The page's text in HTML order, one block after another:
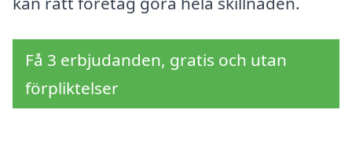
Få 3 erbjudanden, gratis och utan
förpliktelser